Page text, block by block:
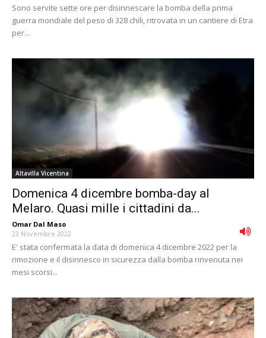
Sono servite sette ore per disinnescare la bomba della prima
guerra mondiale del peso di 328 chili, ritrovata in un cantiere di Etra
per...
Altavilla Vicentina
Domenica 4 dicembre bomba-day al
Melaro. Quasi mille i cittadini da...
Omar Dal Maso -
23 Novembre 2022
E' stata confermata la data di domenica 4 dicembre 2022 per la
rimozione e il disinnesco in sicurezza dalla bomba rinvenuta nei
mesi scorsi...